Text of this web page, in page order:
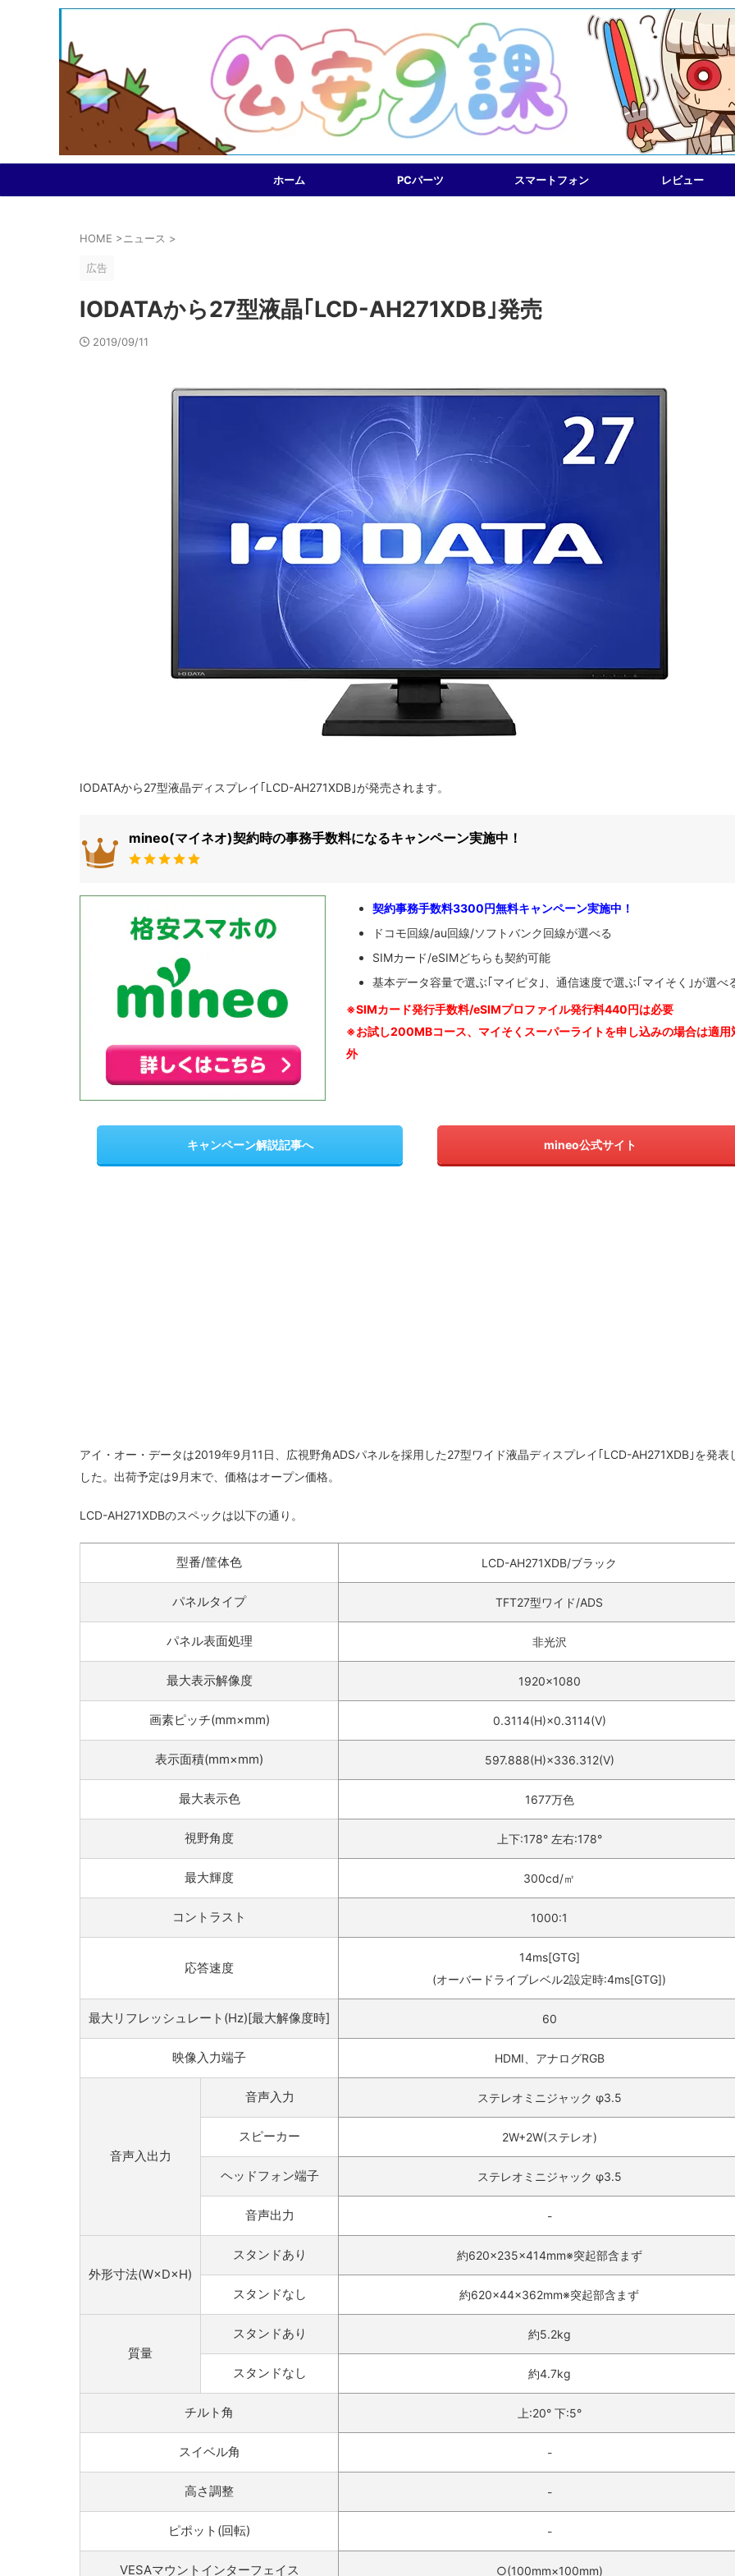
ホーム PCパーツ スマートフォン レビュー
HOME >ニュース >
広告
IODATAから27型液晶｢LCD-AH271XDB｣発売
2019/09/11
IODATAから27型液晶ディスプレイ｢LCD-AH271XDB｣が発売されます。
mineo(マイネオ)契約時の事務手数料になるキャンペーン実施中！
契約事務手数料3300円無料キャンペーン実施中！
ドコモ回線/au回線/ソフトバンク回線が選べる
SIMカード/eSIMどちらも契約可能
基本データ容量で選ぶ｢マイピタ｣、通信速度で選ぶ｢マイそく｣が選べ
※SIMカード発行手数料/eSIMプロファイル発行料440円は必要
※お試し200MBコース、マイそくスーパーライトを申し込みの場合は適用
外
キャンペーン解説記事へ mineo公式サイト
アイ・オー・データは2019年9月11日、広視野角ADSパネルを採用した27型ワイド液晶ディスプレイ｢LCD-AH271XDB｣を発表
した。出荷予定は9月末で、価格はオープン価格。
LCD-AH271XDBのスペックは以下の通り。
型番/筐体色 LCD-AH271XDB/ブラック
パネルタイプ TFT27型ワイド/ADS
パネル表面処理 非光沢
最大表示解像度 1920×1080
画素ピッチ(mm×mm) 0.3114(H)×0.3114(V)
表示面積(mm×mm) 597.888(H)×336.312(V)
最大表示色 1677万色
視野角度 上下:178° 左右:178°
最大輝度 300cd/㎡
コントラスト 1000:1
応答速度
14ms[GTG]
(オーバードライブレベル2設定時:4ms[GTG])
最大リフレッシュレート(Hz)[最大解像度時] 60
映像入力端子 HDMI、アナログRGB
音声入出力
音声入力 ステレオミニジャック φ3.5
スピーカー 2W+2W(ステレオ)
ヘッドフォン端子 ステレオミニジャック φ3.5
音声出力 -
外形寸法(W×D×H)
スタンドあり 約620×235×414mm※突起部含まず
スタンドなし 約620×44×362mm※突起部含まず
質量
スタンドあり 約5.2kg
スタンドなし 約4.7kg
チルト角 上:20° 下:5°
スイベル角 -
高さ調整 -
ピポット(回転) -
VESAマウントインターフェイス ○(100mm×100mm)